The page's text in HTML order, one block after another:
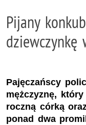
Pijany
dziewczynkę
Pajęczańscy
mężczyznę,
roczną córką
ponad dwa